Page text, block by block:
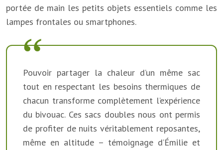
portée de main les petits objets essentiels comme les
lampes frontales ou smartphones.
Pouvoir partager la chaleur d’un même sac
tout en respectant les besoins thermiques de
chacun transforme complètement l’expérience
du bivouac. Ces sacs doubles nous ont permis
de profiter de nuits véritablement reposantes,
même en altitude – témoignage d’Émilie et